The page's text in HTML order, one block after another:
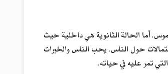
أما الحالة الثانوية هي داخلية حيث
حول الناس. يحب الناس والخبرات
تمر عليه في حياته.